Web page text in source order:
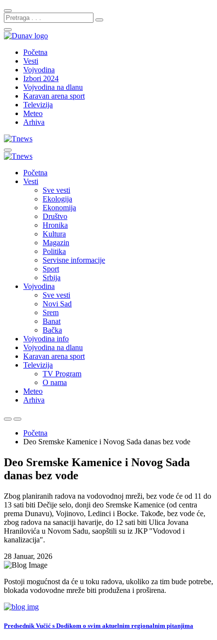
Početna
Vesti
Vojvodina
Izbori 2024
Vojvodina na dlanu
Karavan arena sport
Televizija
Meteo
Arhiva
Početna
Vesti
Sve vesti
Ekologija
Ekonomija
Društvo
Hronika
Kultura
Magazin
Politika
Servisne informacije
Sport
Srbija
Vojvodina
Sve vesti
Novi Sad
Srem
Banat
Bačka
Vojvodina info
Vojvodina na dlanu
Karavan arena sport
Televizija
TV Program
O nama
Meteo
Arhiva
Početna
Deo Sremske Kamenice i Novog Sada danas bez vode
Deo Sremske Kamenice i Novog Sada
danas bez vode
Zbog planiranih radova na vodovodnoj mreži, bez vode će od 11 do
13 sati biti Dečije selo, donji deo Sremske Kamenice (od centra
prema Dunavu), Vojinovo, Ledinci i Bocke. Takođe, bez vode će,
zbog radova na sanaciji havarije, do 12 sati biti Ulica Jovana
Hranilovića u Novom Sadu, saopštili su iz JKP "Vodovod i
kanalizacija".
28 Januar, 2026
Postoji mogućnost da će u toku radova, ukoliko za tim bude potrebe,
blokada vodovodne mreže biti produžena i proširena.
Predsednik Vučić s Dodikom o svim aktuelnim regionalnim pitanjima